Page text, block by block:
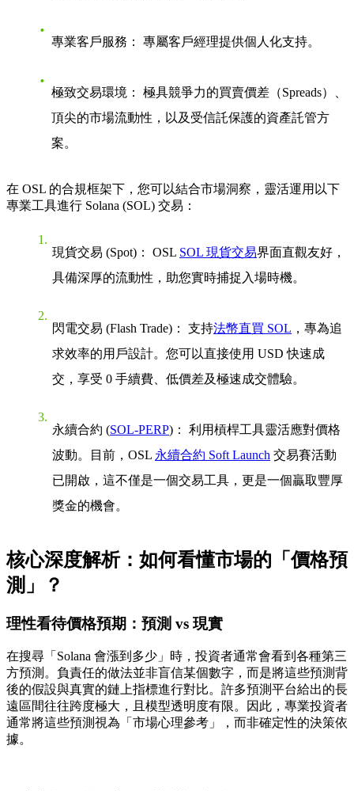
專業客戶服務： 專屬客戶經理提供個人化支持。
極致交易環境：
極具競爭力的買賣價差（Spreads）、
頂尖的市場流動性，以及受信託保護的資產託管方
案。
在 OSL 的合規框架下，您可以結合市場洞察，靈活運用以下
專業工具進行 Solana (SOL) 交易：
現貨交易 (Spot)： OSL SOL 現貨交易界面直觀友好，
具備深厚的流動性，助您實時捕捉入場時機。
閃電交易 (Flash Trade)： 支持法幣直買 SOL ，專為追
求效率的用戶設計。您可以直接使用 USD 快速成
交，享受 0 手續費、低價差及極速成交體驗。
永續合約 (SOL-PERP)：
利用槓桿工具靈活應對價格
波動。目前，OSL 永續合約 Soft Launch 交易賽活動
已開啟，這不僅是一個交易工具，更是一個贏取豐厚
獎金的機會。
核心深度解析：如何看懂市場的「價格預
測」？
理性看待價格預期：預測 vs 現實
在搜尋「Solana 會漲到多少」時，投資者通常會看到各種第三
方預測。負責任的做法並非盲信某個數字，而是將這些預測背
後的假設與真實的鏈上指標進行對比。許多預測平台給出的長
遠區間往往跨度極大，且模型透明度有限。因此，專業投資者
通常將這些預測視為「市場心理參考」，而非確定性的決策依
據。